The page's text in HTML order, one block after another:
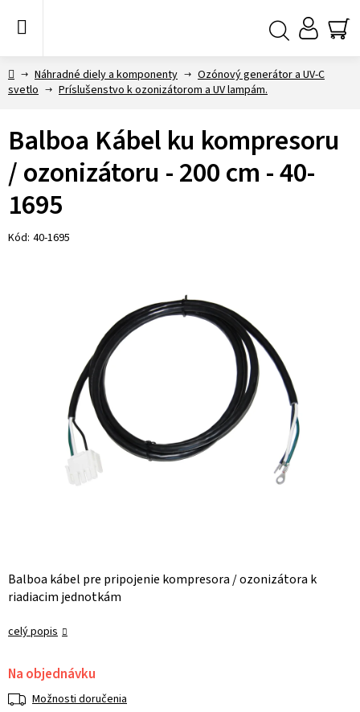
DomovNáhradné diely a komponenty
Ozónový generátor a UV-C
svetlo
Príslušenstvo k ozonizátorom a UV lampám.
Balboa kábel pre pripojenie kompresora / ozonizátora k
riadiacim jednotkám
celý popis
Na objednávku
Možnosti doručenia
Balboa Kábel ku kompresoru
/ ozonizátoru - 200 cm - 40-
1695
Kód: 40-1695